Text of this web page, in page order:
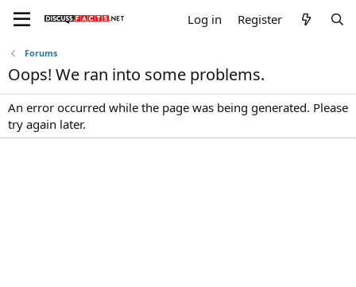
Log in Register
Forums
Oops! We ran into some problems.
An error occurred while the page was being generated. Please
try again later.